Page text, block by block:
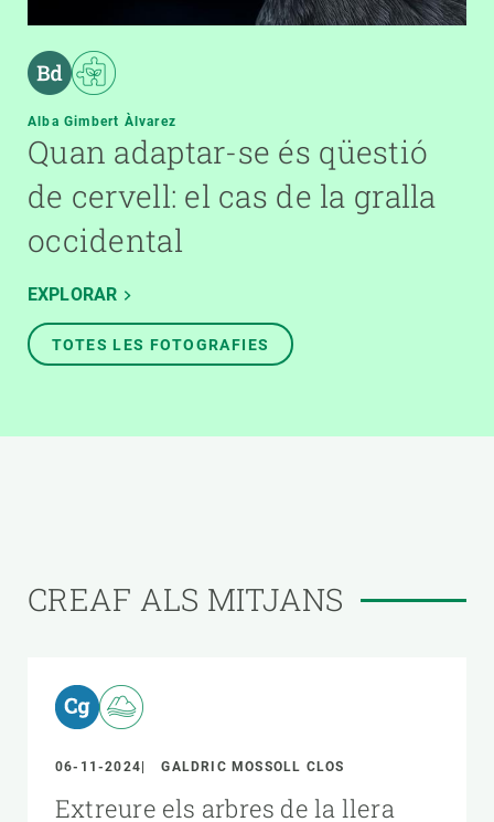
Alba Gimbert Àlvarez
Quan adaptar-se és qüestió
de cervell: el cas de la gralla
occidental
EXPLORAR
TOTES LES FOTOGRAFIES
CREAF ALS MITJANS
06-11-2024 GALDRIC MOSSOLL CLOS
Extreure els arbres de la llera